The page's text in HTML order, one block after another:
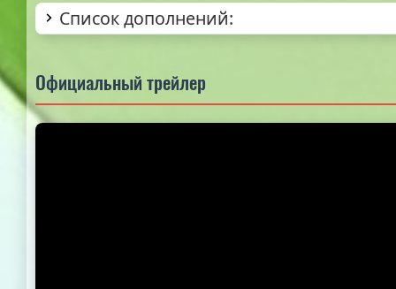
Список дополнений:
Официальный трейлер